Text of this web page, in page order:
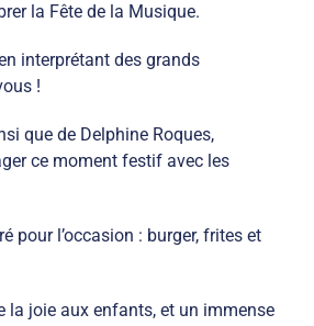
la Fête de la Musique.
interprétant des grands
!
que de Delphine Roques,
ce moment festif avec les
pour l’occasion : burger, frites et
la joie aux enfants, et un immense